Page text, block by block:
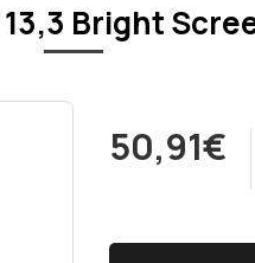
13,3 Bright
50,91€